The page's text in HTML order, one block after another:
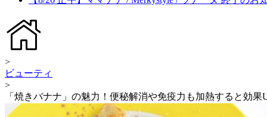
>
ビューティ
>
「焼きバナナ」の魅力！便秘解消や免疫力も加熱すると効果